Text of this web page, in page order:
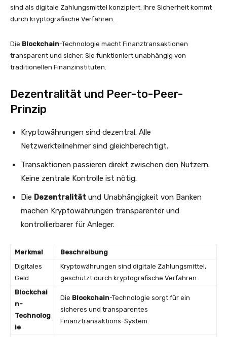
sind als digitale Zahlungsmittel konzipiert. Ihre Sicherheit kommt
durch kryptografische Verfahren.
Die Blockchain-Technologie macht Finanztransaktionen
transparent und sicher. Sie funktioniert unabhängig von
traditionellen Finanzinstituten.
Dezentralität und Peer-to-Peer-
Prinzip
Kryptowährungen sind dezentral. Alle
Netzwerkteilnehmer sind gleichberechtigt.
Transaktionen passieren direkt zwischen den Nutzern.
Keine zentrale Kontrolle ist nötig.
Die Dezentralität und Unabhängigkeit von Banken
machen Kryptowährungen transparenter und
kontrollierbarer für Anleger.
Merkmal
Beschreibung
Digitales
Geld
Kryptowährungen sind digitale Zahlungsmittel,
geschützt durch kryptografische Verfahren.
Blockchai
n-
Technolog
ie
Die Blockchain-Technologie sorgt für ein
sicheres und transparentes
Finanztransaktions-System.